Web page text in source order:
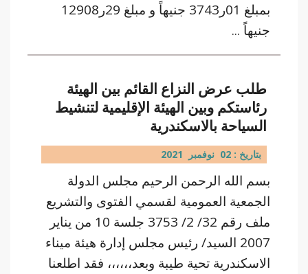
بمبلغ 01ر3743 جنيهاً و مبلغ 29ر12908
جنيهاً ...
طلب عرض النزاع القائم بين الهيئة
رئاستكم وبين الهيئة الإقليمية لتنشيط
السياحة بالاسكندرية
بتاريخ : 02 نوفمبر 2021
بسم الله الرحمن الرحيم مجلس الدولة
الجمعية العمومية لقسمي الفتوى والتشريع
ملف رقم 32/ 2/ 3753 جلسة 10 من يناير
2007 السيد/ رئيس مجلس إدارة هيئة ميناء
الاسكندرية تحية طيبة وبعد،،،،،، فقد اطلعنا